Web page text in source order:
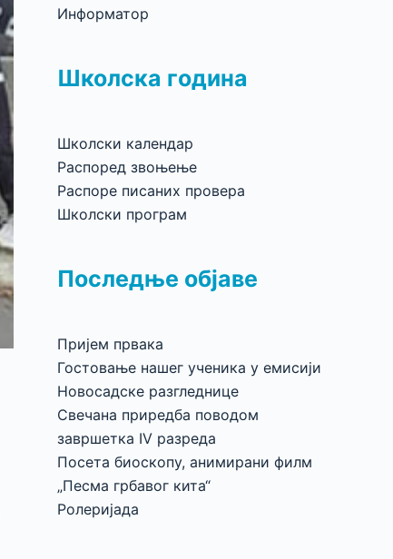
Информатор
Школска година
Школски календар
Распоред звоњење
Распоре писаних провера
Школски програм
Последње објаве
Пријем првака
Гостовање нашег ученика у емисији
Новосадске разгледнице
Свечана приредба поводом
завршетка IV разреда
Посета биоскопу, анимирани филм
„Песма грбавог кита“
Ролеријада